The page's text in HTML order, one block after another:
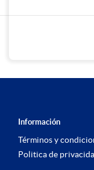
Información
Términos y
Politica de